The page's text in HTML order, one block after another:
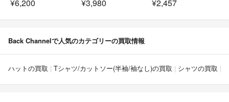
¥6,200 ¥3,980 ¥2,457
Back Channelで人気のカテゴリーの買取情報
ハットの買取 Tシャツ/カットソー(半袖/袖なし)の買取 シャツの買取